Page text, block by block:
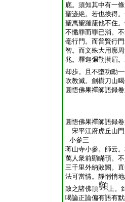
底。須知其中有一
聖迹絶。若也挨得
聖萬聖羅籠他不住
不懺罪而罪已消。
毫行門。而普賢行
智。而文殊大用廓
兆。釋迦彌勒攅眉
却歩。且不墮功勳
吹教滅。劍樹刀山
圓悟佛果禪師語録
圓悟佛果禪師語録
宋平江府虎丘山
小參三
蒋山寺小參。師云
萬人衆前顯瞞頇。
三千里外納敗闕。
法可當情。靜悄悄
致之諸佛頂
上。
喝論正論偏有語有